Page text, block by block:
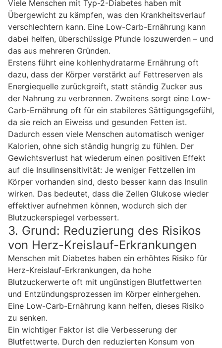
Viele Menschen mit Typ-2-Diabetes haben mit
Übergewicht zu kämpfen, was den Krankheitsverlauf
verschlechtern kann. Eine Low-Carb-Ernährung kann
dabei helfen, überschüssige Pfunde loszuwerden – und
das aus mehreren Gründen.
Erstens führt eine kohlenhydratarme Ernährung oft
dazu, dass der Körper verstärkt auf Fettreserven als
Energiequelle zurückgreift, statt ständig Zucker aus
der Nahrung zu verbrennen. Zweitens sorgt eine Low-
Carb-Ernährung oft für ein stabileres Sättigungsgefühl,
da sie reich an Eiweiss und gesunden Fetten ist.
Dadurch essen viele Menschen automatisch weniger
Kalorien, ohne sich ständig hungrig zu fühlen. Der
Gewichtsverlust hat wiederum einen positiven Effekt
auf die Insulinsensitivität: Je weniger Fettzellen im
Körper vorhanden sind, desto besser kann das Insulin
wirken. Das bedeutet, dass die Zellen Glukose wieder
effektiver aufnehmen können, wodurch sich der
Blutzuckerspiegel verbessert.
3. Grund: Reduzierung des Risikos
von Herz-Kreislauf-Erkrankungen
Menschen mit Diabetes haben ein erhöhtes Risiko für
Herz-Kreislauf-Erkrankungen, da hohe
Blutzuckerwerte oft mit ungünstigen Blutfettwerten
und Entzündungsprozessen im Körper einhergehen.
Eine Low-Carb-Ernährung kann helfen, dieses Risiko
zu senken.
Ein wichtiger Faktor ist die Verbesserung der
Blutfettwerte. Durch den reduzierten Konsum von